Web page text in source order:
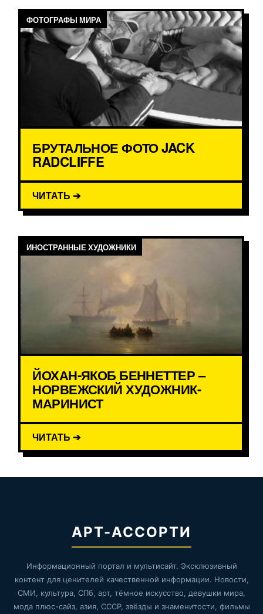
ФОТОГРАФЫ МИРА
БРУТАЛЬНОЕ ФОТО JACK
RADCLIFFE
ЧИТАТЬ ➔
ИНОСТРАННЫЕ ХУДОЖНИКИ
ЙОХАН-ЯКОБ БЕННЕТТЕР –
НОРВЕЖСКИЙ ХУДОЖНИК-
МАРИНИСТ
ЧИТАТЬ ➔
АРТ-АССОРТИ
Информационный портал и мультисайт. Эксклюзивный
контент для ценителей качественной информации. Новости,
СМИ, культура, СПб, арт, тёмное искусство, девушки мира,
мода плюс-сайз, азия, СССР, звёзды и знаменитости, фильмы